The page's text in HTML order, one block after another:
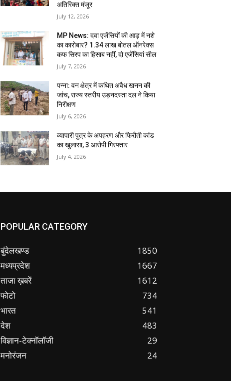
अतिरिक्त मंजूर
July 12, 2026
MP News: दवा एजेंसियों की आड़ में नशे
का कारोबार? 1.34 लाख बोतल ऑनरेक्स
कफ सिरप का हिसाब नहीं, दो एजेंसियां सील
July 7, 2026
पन्ना: वन क्षेत्र में कथित अवैध खनन की
जांच, राज्य स्तरीय उड़नदस्ता दल ने किया
निरीक्षण
July 6, 2026
व्यापारी पुत्र के अपहरण और फिरौती कांड
का खुलासा, 3 आरोपी गिरफ्तार
July 4, 2026
POPULAR CATEGORY
बुंदेलखण्ड
1850
मध्यप्रदेश
1667
ताजा ख़बरें
1612
फोटो
734
भारत
541
देश
483
विज्ञान-टेक्नॉलॉजी
29
मनोरंजन
24